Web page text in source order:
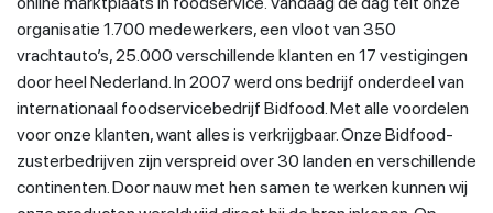
organisatie 1.700 medewerkers, een vloot van 350
vrachtauto’s, 25.000 verschillende klanten en 17 vestigingen
door heel Nederland. In 2007 werd ons bedrijf onderdeel van
internationaal foodservicebedrijf Bidfood. Met alle voordelen
voor onze klanten, want alles is verkrijgbaar. Onze Bidfood-
zusterbedrijven zijn verspreid over 30 landen en verschillende
continenten. Door nauw met hen samen te werken kunnen wij